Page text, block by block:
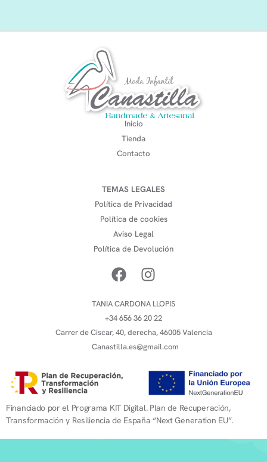
Inicio
Tienda
Contacto
TEMAS LEGALES
Política de Privacidad
Política de cookies
Aviso Legal
Política de Devolución
TANIA CARDONA LLOPIS
+34 656 36 20 22
Carrer de Ciscar, 40, derecha, 46005 Valencia
Canastilla.es@gmail.com
Financiado por el Programa KIT Digital. Plan de Recuperación,
Transformación y Resiliencia de España “Next Generation EU”.